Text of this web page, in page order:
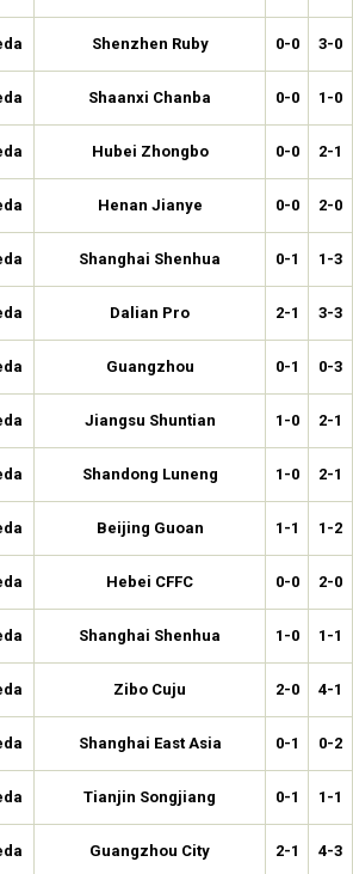
Shenzhen Ruby 0-0 3-0
Shaanxi Chanba 0-0 1-0
Hubei Zhongbo 0-0 2-1
Henan Jianye 0-0 2-0
Shanghai Shenhua 0-1 1-3
Dalian Pro 2-1 3-3
Guangzhou 0-1 0-3
Jiangsu Shuntian 1-0 2-1
Shandong Luneng 1-0 2-1
Beijing Guoan 1-1 1-2
Hebei CFFC 0-0 2-0
Shanghai Shenhua 1-0 1-1
Zibo Cuju 2-0 4-1
Shanghai East Asia 0-1 0-2
Tianjin Songjiang 0-1 1-1
Guangzhou City 2-1 4-3